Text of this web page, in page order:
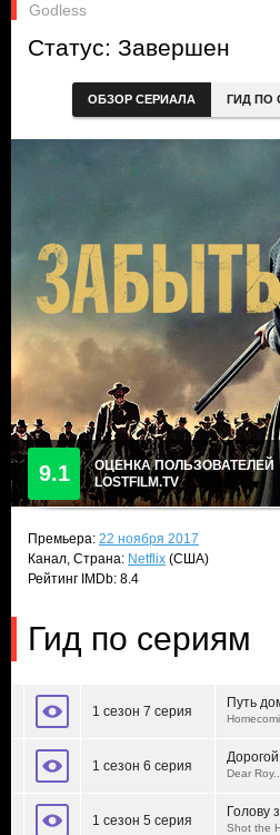
Godless
Статус: Завершен
ОБЗОР СЕРИАЛА ГИД ПО
9.1
ОЦЕНКА ПОЛЬЗОВАТЕЛЕЙ
LOSTFILM.TV
Премьера: 22 ноября 2017
Канал, Страна: Netflix (США)
Рейтинг IMDb: 8.4
Гид по сериям
1 сезон 7 серия
Путь
1 сезон 6 серия Dear Roy...
1 сезон 5 серия
Голову
Shot the